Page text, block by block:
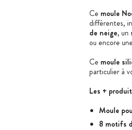
Ce moule
différentes,
de neige, un
ou encore
Ce moule
particulier à
Les +
Moule
8 motifs